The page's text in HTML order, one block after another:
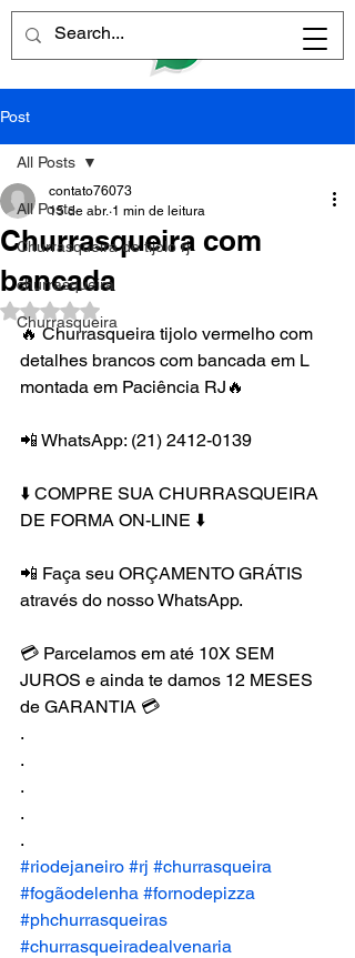
Post
All Posts
Churrasqueira de tijolo rj
churrasqueira
Churrasqueira
All Posts
Churrasqueira com
bancada
contato76073
15 de abr. 1 min de leitura
Avaliado com NaN de 5 estrelas.
🔥 Churrasqueira tijolo vermelho com
detalhes brancos com bancada em L
montada em Paciência RJ🔥
📲 WhatsApp: (21) 2412-0139
⬇️ COMPRE SUA CHURRASQUEIRA
DE FORMA ON-LINE ⬇️
📲 Faça seu ORÇAMENTO GRÁTIS
através do nosso WhatsApp.
💳 Parcelamos em até 10X SEM
JUROS e ainda te damos 12 MESES
de GARANTIA 💳
.
.
.
.
.
#riodejaneiro #rj #churrasqueira
#fogãodelenha #fornodepizza
#phchurrasqueiras
#churrasqueiradealvenaria